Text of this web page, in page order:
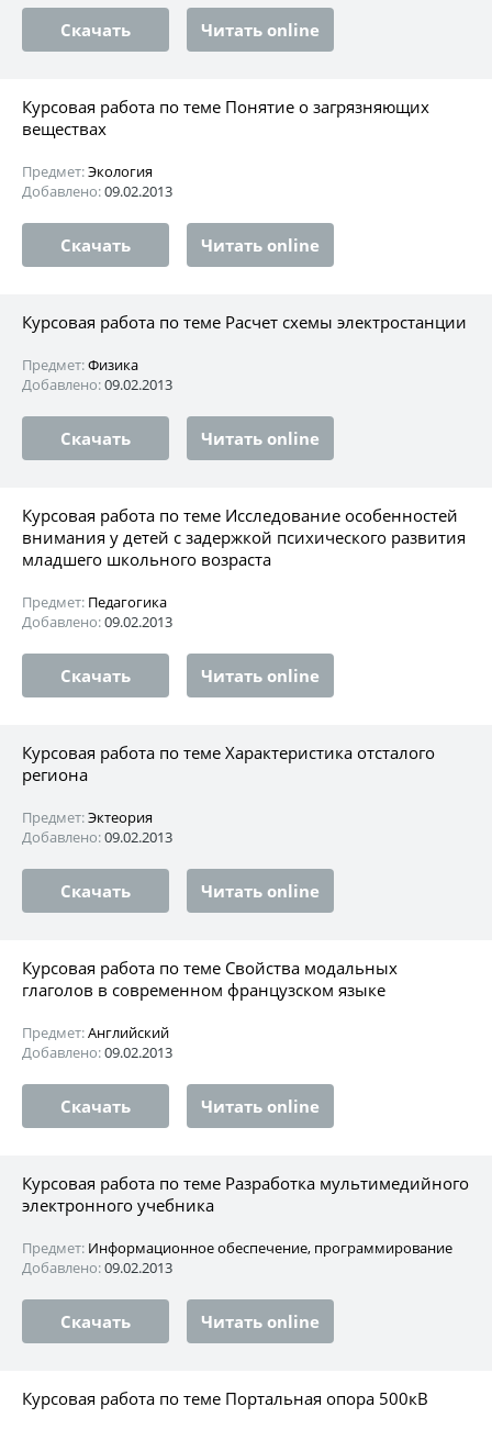
Скачать Читать online
Курсовая работа по теме Понятие о загрязняющих
веществах
Предмет:Экология
Добавлено:09.02.2013
Скачать Читать online
Курсовая работа по теме Расчет схемы электростанции
Предмет:Физика
Добавлено:09.02.2013
Скачать Читать online
Курсовая работа по теме Исследование особенностей
внимания у детей с задержкой психического развития
младшего школьного возраста
Предмет: Педагогика
Добавлено:09.02.2013
Скачать Читать online
Курсовая работа по теме Характеристика отсталого
региона
Предмет:Эктеория
Добавлено:09.02.2013
Скачать Читать online
Курсовая работа по теме Свойства модальных
глаголов в современном французском языке
Предмет:Английский
Добавлено:09.02.2013
Скачать Читать online
Курсовая работа по теме Разработка мультимедийного
электронного учебника
Предмет: Информационное обеспечение, программирование
Добавлено:09.02.2013
Скачать Читать online
Курсовая работа по теме Портальная опора 500кВ